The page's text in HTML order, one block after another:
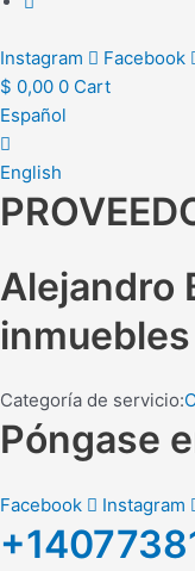
Instagram
Facebook
$ 0,00 0 Cart
Español
English
Alejandro
inmuebles
Categoría de servicio:
Póngase
Facebook Instagram